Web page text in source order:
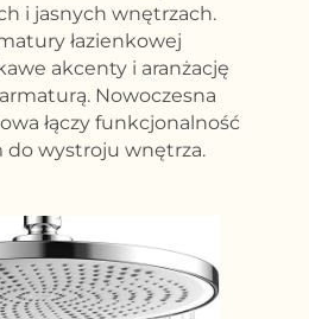
i jasnych wnętrzach.
łazienkowej
akcenty i aranżację
Nowoczesna
łączy funkcjonalność
do wystroju wnętrza.